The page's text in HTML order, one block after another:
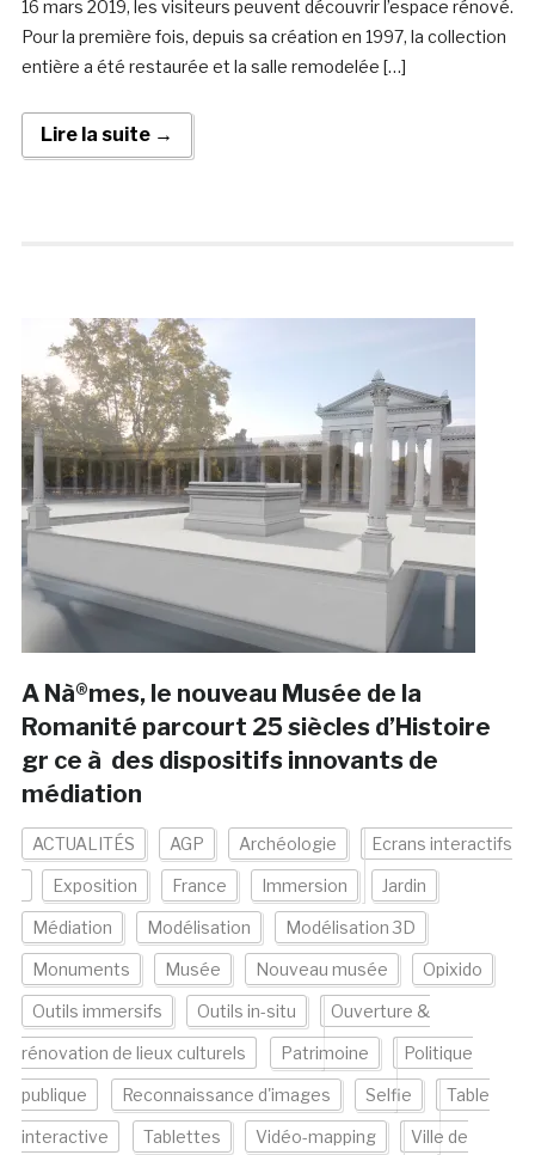
16 mars 2019, les visiteurs peuvent découvrir l’espace rénové.
Pour la première fois, depuis sa création en 1997, la collection
entière a été restaurée et la salle remodelée […]
Lire la suite →
A Nà®mes, le nouveau Musée de la
Romanité parcourt 25 siècles d’Histoire
gr ce à des dispositifs innovants de
médiation
ACTUALITÉS AGP Archéologie Ecrans interactifs
Exposition France Immersion Jardin
Médiation Modélisation Modélisation 3D
Monuments Musée Nouveau musée Opixido
Outils immersifs Outils in-situ Ouverture &
rénovation de lieux culturels Patrimoine Politique
publique Reconnaissance d'images Selfie Table
interactive Tablettes Vidéo-mapping Ville de